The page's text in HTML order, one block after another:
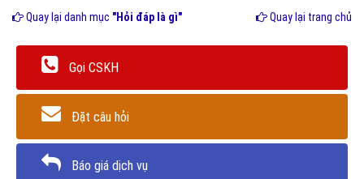
Quay lại danh mục "Hỏi đáp là gì" Quay lại trang chủ
Gọi CSKH
Đặt câu hỏi
Báo giá dịch vụ